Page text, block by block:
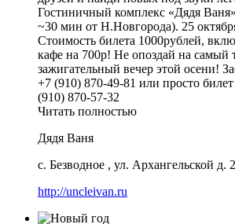
Гостиничный комплекс «Дядя
~30 мин от Н.Новгорода). 25
Стоимость билета 1000рублей,
кафе на 700р! Не опоздай на самый
зажигательный вечер этой осени!
+7 (910) 870-49-81 или просто
(910) 870-57-32
Читать полностью
Дядя Ваня
с. Безводное , ул. Архангельской д.
http://uncleivan.ru